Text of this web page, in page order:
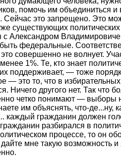
помочь им объединиться и
Сейчас это запрещено. Это
существующих
с Александром
федеральные.
совершенно не волнует.
1%. Те, кто знает
поддерживает, — тоже
— это то, что в
Ничего другого нет. Так что
четко понимают — выборы
им объяснять, что-де...ну,
каждый гражданин должен
разбирался в
процессе, то он
дайте мне такую возможность